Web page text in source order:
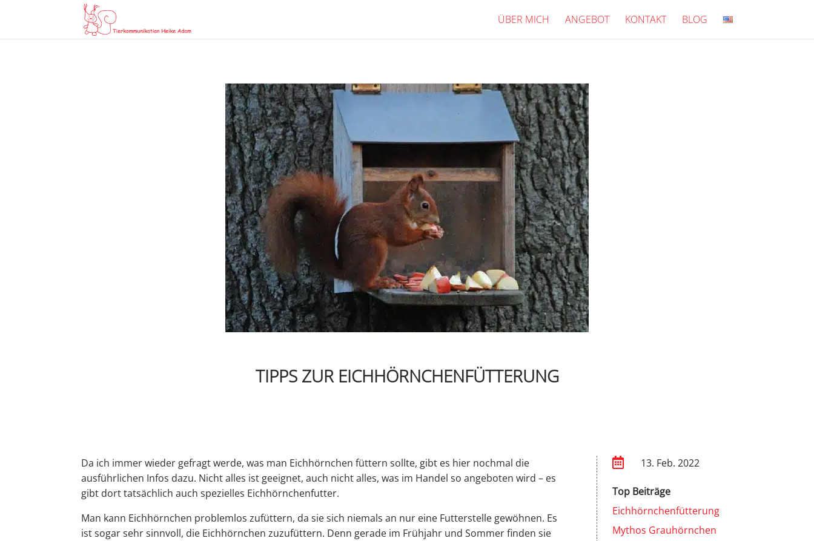
ÜBER MICH ANGEBOT KONTAKT BLOG
TIPPS ZUR EICHHÖRNCHENFÜTTERUNG
Da ich immer wieder gefragt werde, was man Eichhörnchen füttern sollte, gibt es hier nochmal die
ausführlichen Infos dazu. Nicht alles ist geeignet, auch nicht alles, was im Handel so angeboten wird – es
gibt dort tatsächlich auch spezielles Eichhörnchenfutter.
Man kann Eichhörnchen problemlos zufüttern, da sie sich niemals an nur eine Futterstelle gewöhnen. Es
ist sogar sehr sinnvoll, die Eichhörnchen zuzufüttern. Denn gerade im Frühjahr und Sommer finden sie
 13. Feb. 2022
Top Beiträge
Eichhörnchenfütterung
Mythos Grauhörnchen